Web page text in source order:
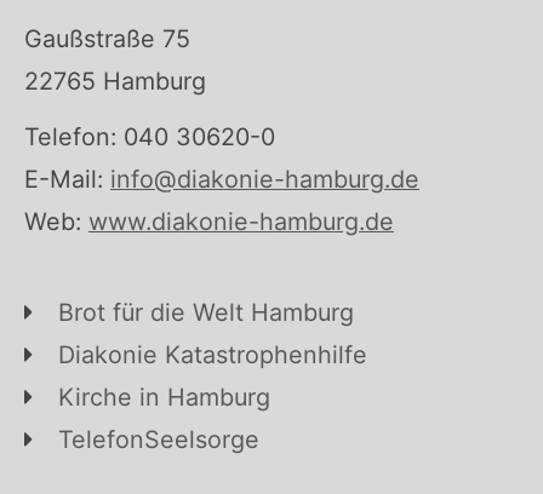
Gaußstraße 75
22765 Hamburg
Telefon: 040 30620-0
E-Mail: info@diakonie-hamburg.de
Web: www.diakonie-hamburg.de
Brot für die Welt Hamburg
Diakonie Katastrophenhilfe
Kirche in Hamburg
TelefonSeelsorge